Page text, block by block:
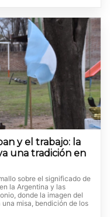
y el trabajo: la
una tradición en
sobre el significado de
la Argentina y las
donde la imagen del
misa, bendición de los